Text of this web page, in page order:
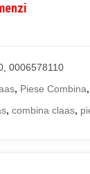
0006578110
, Piese Combina,
, combina claas,